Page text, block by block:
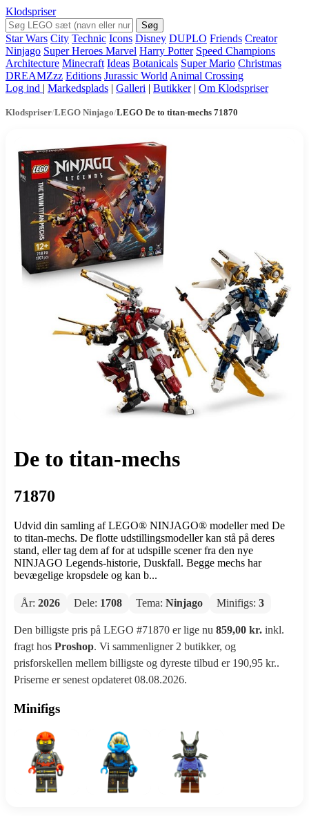
Klodspriser
Søg
Star Wars City Technic Icons Disney DUPLO Friends Creator
Ninjago Super Heroes Marvel Harry Potter Speed Champions
Architecture Minecraft Ideas Botanicals Super Mario Christmas
DREAMZzz Editions Jurassic World Animal Crossing
Log ind | Markedsplads | Galleri | Butikker | Om Klodspriser
Klodspriser/LEGO Ninjago/LEGO De to titan-mechs 71870
De to titan-mechs
71870
Udvid din samling af LEGO® NINJAGO® modeller med De
to titan-mechs. De flotte udstillingsmodeller kan stå på deres
stand, eller tag dem af for at udspille scener fra den nye
NINJAGO Legends-historie, Duskfall. Begge mechs har
bevægelige kropsdele og kan b...
År: 2026 Dele: 1708 Tema: Ninjago Minifigs: 3
Den billigste pris på LEGO #71870 er lige nu 859,00 kr. inkl.
fragt hos Proshop. Vi sammenligner 2 butikker, og
prisforskellen mellem billigste og dyreste tilbud er 190,95 kr..
Priserne er senest opdateret 08.08.2026.
Minifigs